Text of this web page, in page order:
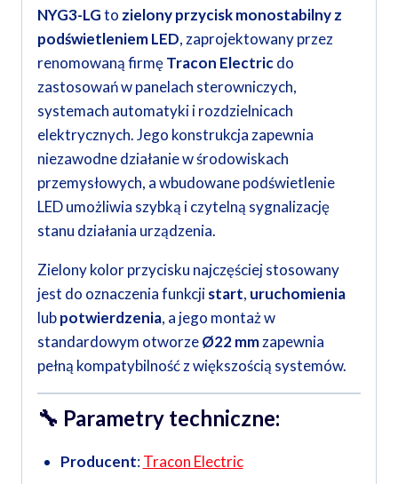
NYG3-LGtozielony przycisk monostabilny z
podświetleniem LED, zaprojektowany przez
renomowaną firmęTracon Electricdo
zastosowań w panelach sterowniczych,
systemach automatyki i rozdzielnicach
elektrycznych. Jego konstrukcja zapewnia
niezawodne działanie w środowiskach
przemysłowych, a wbudowane podświetlenie
LED umożliwia szybką i czytelną sygnalizację
stanu działania urządzenia.
Zielony kolor przycisku najczęściej stosowany
jest do oznaczenia funkcjistart, uruchomienia
lubpotwierdzenia, a jego montaż w
standardowym otworzeØ22 mmzapewnia
pełną kompatybilność z większością systemów.
🔧 Parametry techniczne:
Producent:Tracon Electric